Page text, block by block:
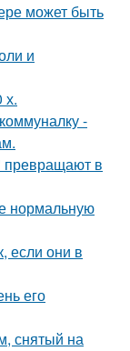
может быть
и
х.
-
превращают в
нормальную
если они в
его
снятый на